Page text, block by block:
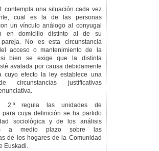
SEXTA.
Bienestar
Autónoma
Aplicación
26; 28;
3; y 82.
FINAL
contempla una situación cada vez
cual es la de las personas
un vínculo análogo al conyugal
en domicilio distinto al de su
No es esta circunstancia
acceso o mantenimiento de la
si bien se exige que la distinta
avalada por causa debidamente
cuyo efecto la ley establece una
circunstancias justificativas
2.ª regula las unidades de
para cuya definición se ha partido
sociológica y de los análisis
a medio plazo sobre las
de los hogares de la Comunidad
Euskadi.